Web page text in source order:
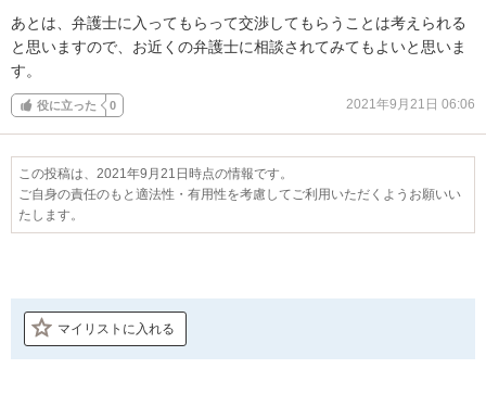
あとは、弁護士に入ってもらって交渉してもらうことは考えられる
と思いますので、お近くの弁護士に相談されてみてもよいと思いま
す。
役に立った 0 2021年9月21日 06:06
この投稿は、2021年9月21日時点の情報です。
ご自身の責任のもと適法性・有用性を考慮してご利用いただくようお願いい
たします。
マイリストに入れる